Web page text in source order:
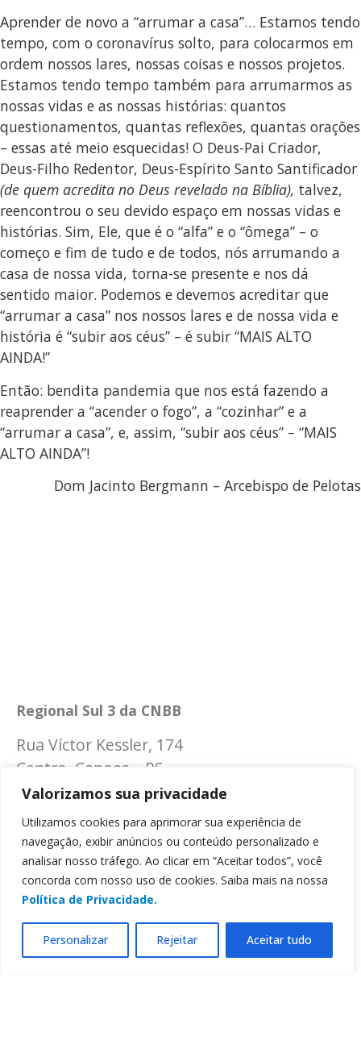
Valorizamos sua privacidade
Utilizamos cookies para aprimorar sua experiência de
navegação, exibir anúncios ou conteúdo personalizado e
analisar nosso tráfego. Ao clicar em “Aceitar todos”, você
concorda com nosso uso de cookies. Saiba mais na nossa
Política de Privacidade.
Personalizar Rejeitar Aceitar tudo
Aprender de novo a “arrumar a casa”… Estamos tendo
tempo, com o coronavírus solto, para colocarmos em
ordem nossos lares, nossas coisas e nossos projetos.
Estamos tendo tempo também para arrumarmos as
nossas vidas e as nossas histórias: quantos
questionamentos, quantas reflexões, quantas orações
– essas até meio esquecidas! O Deus-Pai Criador,
Deus-Filho Redentor, Deus-Espírito Santo Santificador
(de quem acredita no Deus revelado na Bíblia), talvez,
reencontrou o seu devido espaço em nossas vidas e
histórias. Sim, Ele, que é o “alfa” e o “ômega” – o
começo e fim de tudo e de todos, nós arrumando a
casa de nossa vida, torna-se presente e nos dá
sentido maior. Podemos e devemos acreditar que
“arrumar a casa” nos nossos lares e de nossa vida e
história é “subir aos céus” – é subir “MAIS ALTO
AINDA!”
Então: bendita pandemia que nos está fazendo a
reaprender a “acender o fogo”, a “cozinhar” e a
“arrumar a casa”, e, assim, “subir aos céus” – “MAIS
ALTO AINDA”!
Dom Jacinto Bergmann – Arcebispo de Pelotas
Regional Sul 3 da CNBB
Rua Víctor Kessler, 174
Centro, Canoas – RS
CEP 92310-000
Whatsapp(51) 9 9931-1360
secretaria@cnbbsul3.org.br